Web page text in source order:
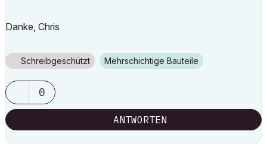
Danke, Chris
Schreibgeschützt Mehrschichtige Bauteile
0
ANTWORTEN